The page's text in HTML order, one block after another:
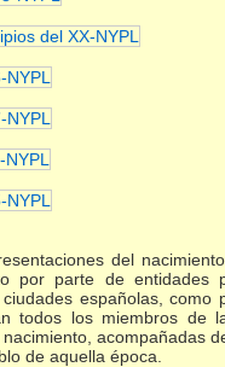
del
por parte de entidades
españolas,
todos los miembros de
acompañadas
de aquella época.